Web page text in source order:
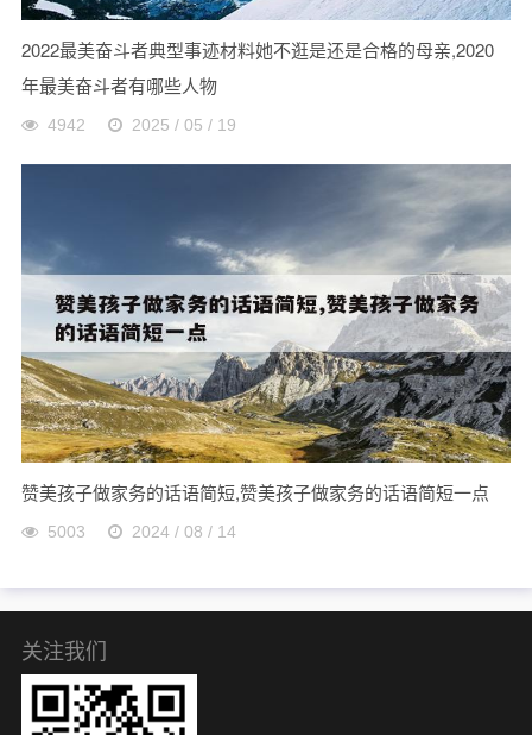
2022最美奋斗者典型事迹材料她不逛是还是合格的母亲,2020
年最美奋斗者有哪些人物
4942 2025 / 05 / 19
赞美孩子做家务的话语简短,赞美孩子做家务的话语简短一点
5003 2024 / 08 / 14
关注我们